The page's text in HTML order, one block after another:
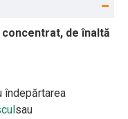
de înaltă
îndepărtarea
sau